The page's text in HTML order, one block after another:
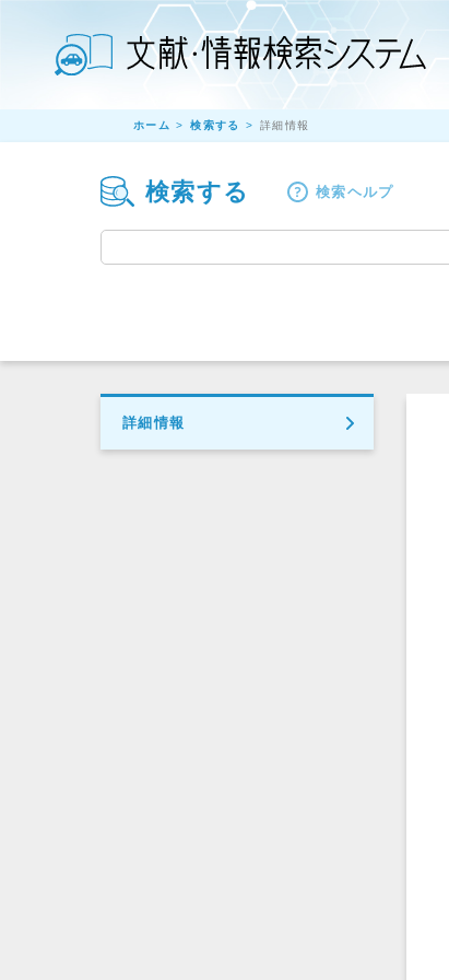
ホーム 検索する 詳細情報
検索する 検索ヘルプ
詳細情報